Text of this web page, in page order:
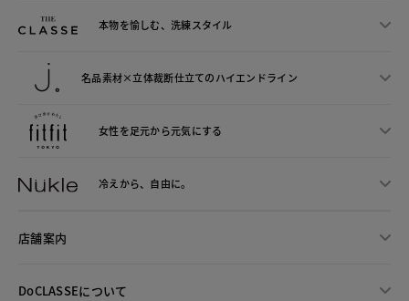
本物を愉しむ、洗練スタイル
名品素材×立体裁断仕立てのハイエンドライン
女性を足元から元気にする
冷えから、 自由に。
店舗案内
DoCLASSEについて